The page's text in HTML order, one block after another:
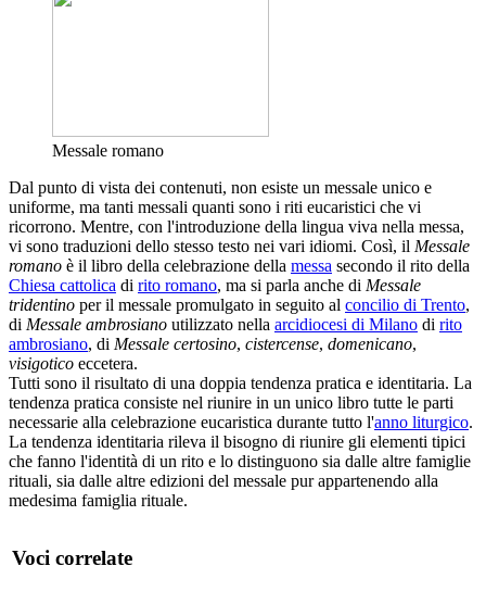
Messale romano
Dal punto di vista dei contenuti, non esiste un messale unico e
uniforme, ma tanti messali quanti sono i riti eucaristici che vi
ricorrono. Mentre, con l'introduzione della lingua viva nella messa,
vi sono traduzioni dello stesso testo nei vari idiomi. Così, il Messale
romano è il libro della celebrazione della messa secondo il rito della
Chiesa cattolica di rito romano, ma si parla anche di Messale
tridentino per il messale promulgato in seguito al concilio di Trento,
di Messale ambrosiano utilizzato nella arcidiocesi di Milano di rito
ambrosiano, di Messale certosino, cistercense, domenicano,
visigotico eccetera.
Tutti sono il risultato di una doppia tendenza pratica e identitaria. La
tendenza pratica consiste nel riunire in un unico libro tutte le parti
necessarie alla celebrazione eucaristica durante tutto l'anno liturgico.
La tendenza identitaria rileva il bisogno di riunire gli elementi tipici
che fanno l'identità di un rito e lo distinguono sia dalle altre famiglie
rituali, sia dalle altre edizioni del messale pur appartenendo alla
medesima famiglia rituale.
Voci correlate